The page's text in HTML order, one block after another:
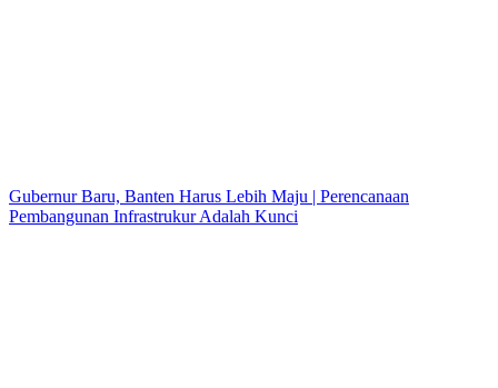
Gubernur Baru, Banten Harus Lebih Maju | Perencanaan
Pembangunan Infrastrukur Adalah Kunci